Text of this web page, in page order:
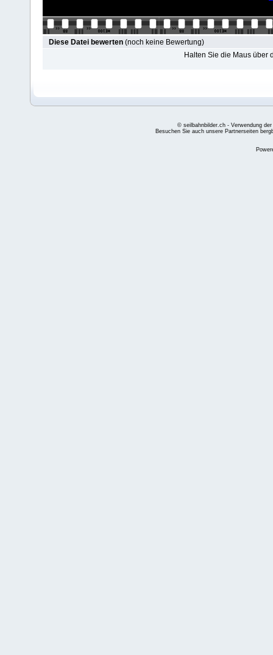
Diese Datei bewerten (noch keine Bewertung)
Halten Sie die Maus über
© seilbahnbilder.ch - Verwendung
Besuchen Sie auch unsere Partnerseiten